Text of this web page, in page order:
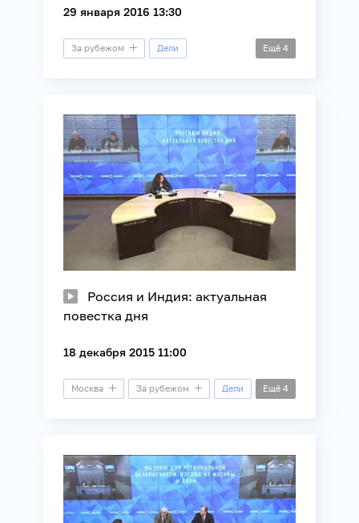
29 января 2016 13:30
За рубежом Дели
Экономика
Ещё 4
Россия и Индия: актуальная
повестка дня
18 декабря 2015 11:00
Москва За рубежом Дели
Внешняя политика Индия
Ещё 4